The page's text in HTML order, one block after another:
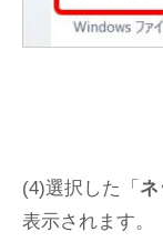
(4)選択した「 ネ
表示されます。